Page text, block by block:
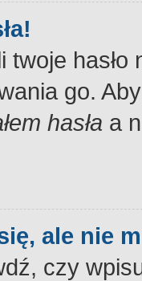
twoje
go.
hasła a
ale nie
czy